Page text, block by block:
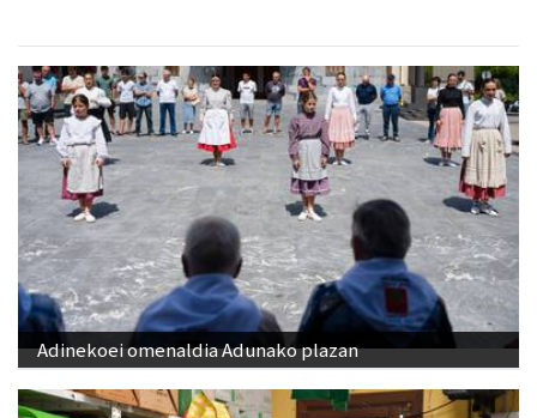
Adinekoei omenaldia Adunako plazan